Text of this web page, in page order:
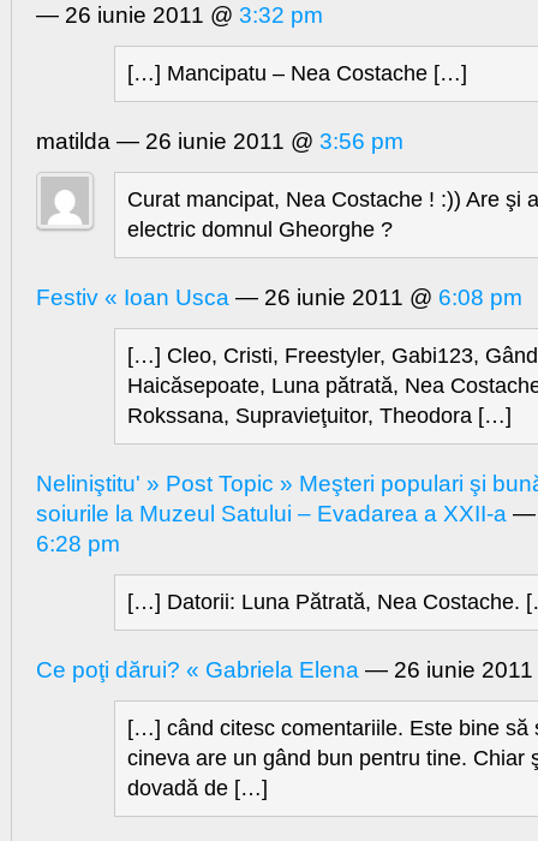
— 26 iunie 2011 @ 3:32 pm
[…] Mancipatu – Nea Costache […]
matilda — 26 iunie 2011 @ 3:56 pm
Curat mancipat, Nea Costache ! :)) Are şi
electric domnul Gheorghe ?
Festiv « Ioan Usca — 26 iunie 2011 @ 6:08 pm
[…] Cleo, Cristi, Freestyler, Gabi123,
Haicăsepoate, Luna pătrată, Nea
Rokssana, Supravieţuitor, Theodora […]
Neliniştitu' » Post Topic » Meşteri populari şi
soiurile la Muzeul Satului – Evadarea a XXII-a —
6:28 pm
[…] Datorii: Luna Pătrată, Nea Costache.
Ce poţi dărui? « Gabriela Elena — 26 iunie
[…] când citesc comentariile. Este bine să
cineva are un gând bun pentru tine. Chiar
dovadă de […]